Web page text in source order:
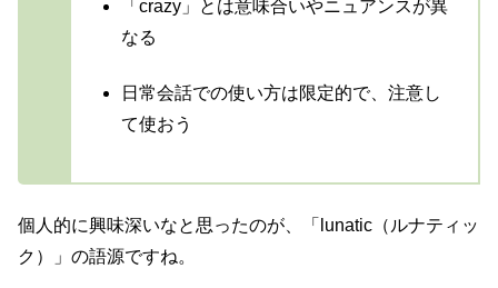
「crazy」とは意味合いやニュアンスが異
なる
日常会話での使い方は限定的で、注意し
て使おう
個人的に興味深いなと思ったのが、「lunatic（ルナティッ
ク）」の語源ですね。